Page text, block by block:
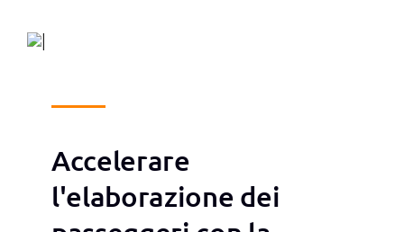
Accelerare
l'elaborazione dei